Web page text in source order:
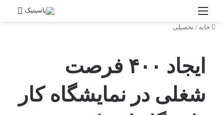
منو
خانه / تحصیلی
ایجاد ۴۰۰ فرصت
شغلی در نمایشگاه کار